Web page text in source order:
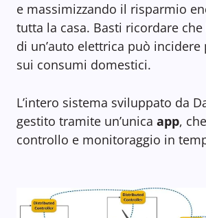
e massimizzando il risparmio
tutta la casa. Basti ricordare
di un’auto elettrica può incidere
sui consumi domestici.
L’intero sistema sviluppato da
gestito tramite un’unica app,
controllo e monitoraggio in